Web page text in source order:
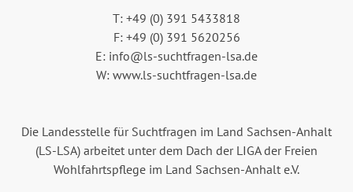
T: +49 (0) 391 5433818
F: +49 (0) 391 5620256
E: info@ls-suchtfragen-lsa.de
W: www.ls-suchtfragen-lsa.de
Die Landesstelle für Suchtfragen im Land Sachsen-Anhalt
(LS-LSA) arbeitet unter dem Dach der LIGA der Freien
Wohlfahrtspflege im Land Sachsen-Anhalt e.V.